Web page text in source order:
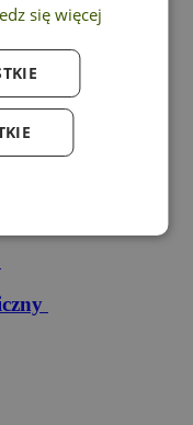
się więcej